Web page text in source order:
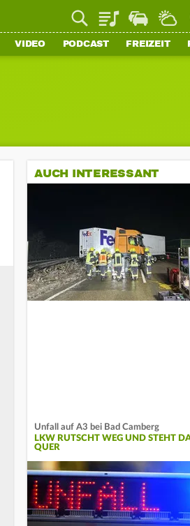
PlaylistStaupilot
VIDEO PODCAST FREIZEIT
AUCH INTERESSANT
Unfall auf A3 bei Bad Camberg
LKW RUTSCHT WEG UND STEHT
QUER